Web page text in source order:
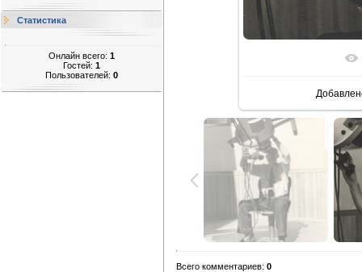
Статистика
Онлайн всего: 1
Гостей: 1
Пользователей: 0
В
Всего комментариев: 0